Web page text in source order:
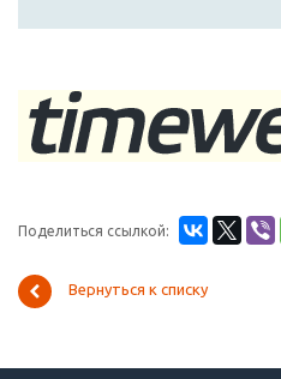
Поделиться ссылкой:
Вернуться к списку